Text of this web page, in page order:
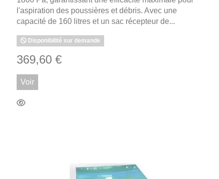
l'aspiration des poussières et débris. Avec une
capacité de 160 litres et un sac récepteur de...
Disponibilité sur demande
369,60 €
Voir